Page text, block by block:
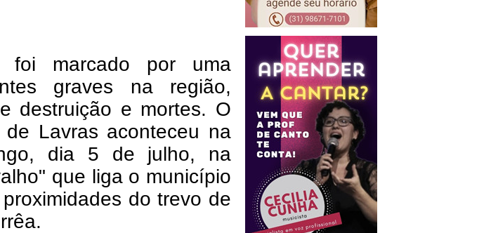
marcado por uma
graves na região,
destruição e mortes. O
Lavras aconteceu na
dia 5 de julho, na
que liga o município
do trevo de